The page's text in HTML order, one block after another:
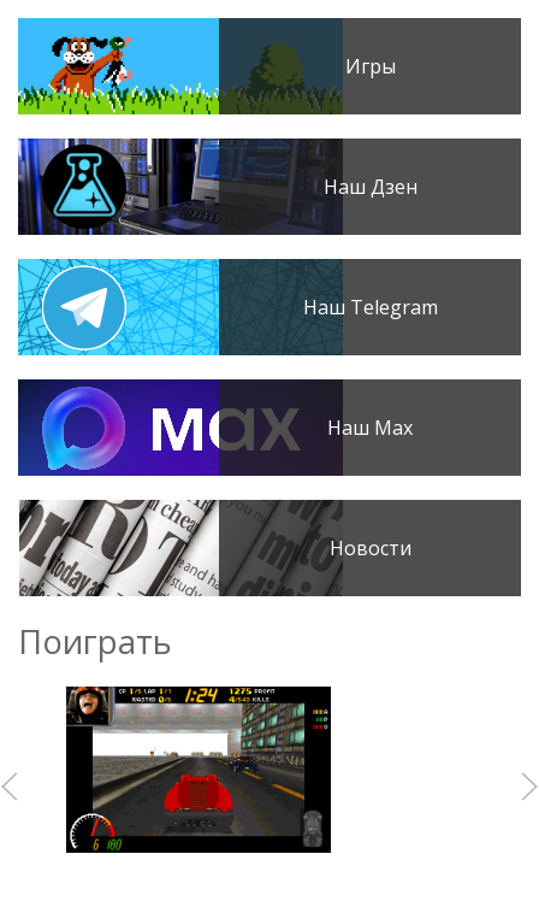
Игры
Наш Дзен
Наш Telegram
Наш Max
Новости
Поиграть